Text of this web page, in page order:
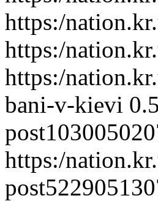
https:/
https:/
https:/
bani-v-kievi 0.5
https:/